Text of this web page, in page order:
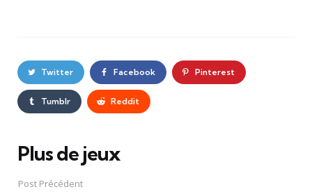
Twitter Facebook Pinterest
Tumblr Reddit
Plus de jeux
Post
navigation
Post Précédent